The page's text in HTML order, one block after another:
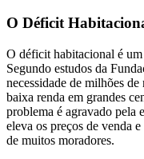
O Déficit
O déficit habitacional é
Segundo estudos da
necessidade de milhões
baixa renda em grandes
problema é agravado pela
eleva os preços de venda
de muitos moradores.